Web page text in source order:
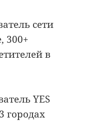
сети
300+
в
YES
городах